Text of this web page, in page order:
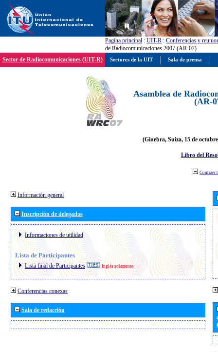
Pagína principal : UIT-R : Conferencias y
de Radiocomunicaciones 2007 (AR-07)
Sector de Radiocomunicaciones (UIT-R)
Asamblea de
(AR-
(Ginebra, Suiza, 15 de
Libro del
Contraer
Información general
Inscripción de delegados
Informaciones de utilidad
Lista de Participantes
Lista final de Participantes Inglés solamente
Conferencias conexas
Sala de redacción
Sectores de la UIT Sala de prensa